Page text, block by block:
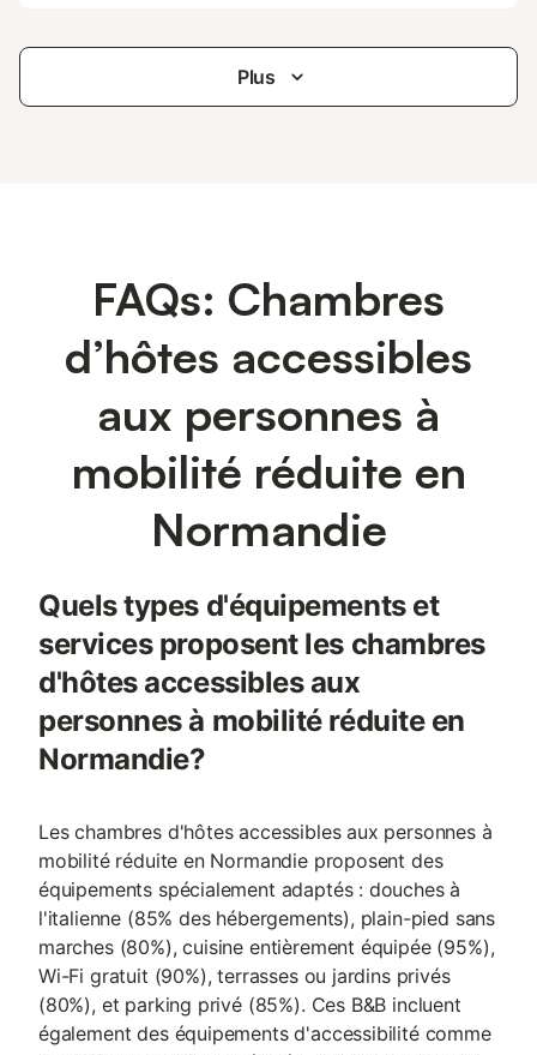
Plus
FAQs: Chambres
d’hôtes accessibles
aux personnes à
mobilité réduite en
Normandie
Quels types d'équipements et
services proposent les chambres
d'hôtes accessibles aux
personnes à mobilité réduite en
Normandie?
Les chambres d'hôtes accessibles aux personnes à
mobilité réduite en Normandie proposent des
équipements spécialement adaptés : douches à
l'italienne (85% des hébergements), plain-pied sans
marches (80%), cuisine entièrement équipée (95%),
Wi-Fi gratuit (90%), terrasses ou jardins privés
(80%), et parking privé (85%). Ces B&B incluent
également des équipements d'accessibilité comme